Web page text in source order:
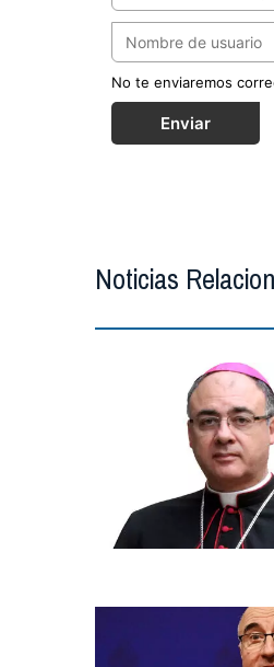
No te enviaremos
Enviar
Noticias